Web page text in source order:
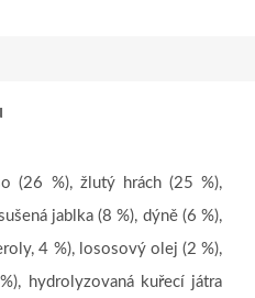
(26 %), žlutý hrách (25 %),
jablka (8 %), dýně (6 %),
4 %), lososový olej (2 %),
hydrolyzovaná kuřecí játra